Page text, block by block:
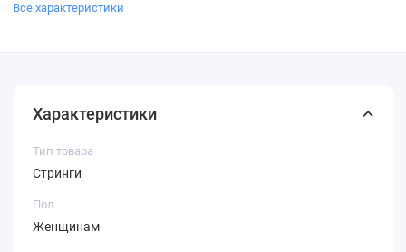
Все характеристики
Характеристики
Тип товара
Стринги
Пол
Женщинам